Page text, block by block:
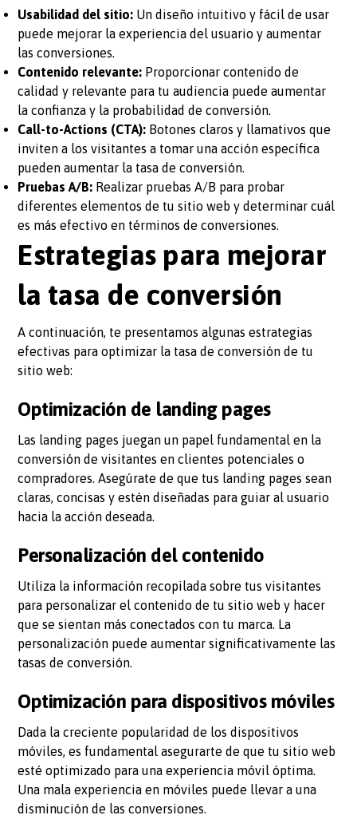
Usabilidad del sitio: Un diseño intuitivo y fácil de usar
puede mejorar la experiencia del usuario y aumentar
las conversiones.
Contenido relevante: Proporcionar contenido de
calidad y relevante para tu audiencia puede aumentar
la confianza y la probabilidad de conversión.
Call-to-Actions (CTA): Botones claros y llamativos que
inviten a los visitantes a tomar una acción específica
pueden aumentar la tasa de conversión.
Pruebas A/B: Realizar pruebas A/B para probar
diferentes elementos de tu sitio web y determinar cuál
es más efectivo en términos de conversiones.
Estrategias para mejorar
la tasa de conversión
A continuación, te presentamos algunas estrategias
efectivas para optimizar la tasa de conversión de tu
sitio web:
Optimización de landing pages
Las landing pages juegan un papel fundamental en la
conversión de visitantes en clientes potenciales o
compradores. Asegúrate de que tus landing pages sean
claras, concisas y estén diseñadas para guiar al usuario
hacia la acción deseada.
Personalización del contenido
Utiliza la información recopilada sobre tus visitantes
para personalizar el contenido de tu sitio web y hacer
que se sientan más conectados con tu marca. La
personalización puede aumentar significativamente las
tasas de conversión.
Optimización para dispositivos móviles
Dada la creciente popularidad de los dispositivos
móviles, es fundamental asegurarte de que tu sitio web
esté optimizado para una experiencia móvil óptima.
Una mala experiencia en móviles puede llevar a una
disminución de las conversiones.